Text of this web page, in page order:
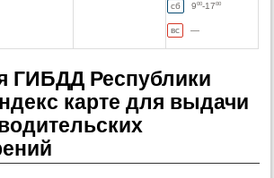
сб 900 -1700
вс —
ГИБДД Республики
карте для выдачи